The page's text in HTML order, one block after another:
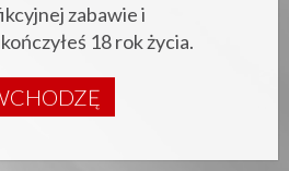
zabawie i
18 rok życia.